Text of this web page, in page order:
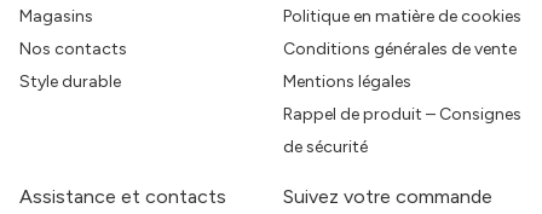
Magasins
Nos contacts
Style durable
Politique en matière de cookies
Conditions générales de vente
Mentions légales
Rappel de produit – Consignes
de sécurité
Assistance et contacts Suivez votre commande